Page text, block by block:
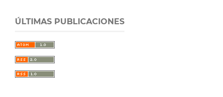
ÚLTIMAS PUBLICACIONES